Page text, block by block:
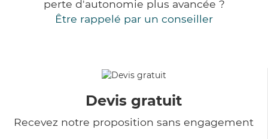
perte d'autonomie plus avancée ?
Être rappelé par un conseiller
Devis gratuit
Recevez notre proposition sans engagement